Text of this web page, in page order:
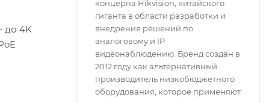
до 4K
концерна Hikvision, китайского
гиганта в области разработки и
внедрения решений по
аналоговому и IP
видеонаблюдению. Бренд создан в
2012 году как альтернативный
производитель низкобюджетного
оборудования, которое применяют